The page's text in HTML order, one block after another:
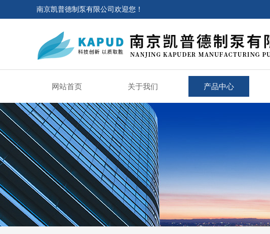
南京凯普德制泵有限公司欢迎您！
网站首页 关于我们 产品中心